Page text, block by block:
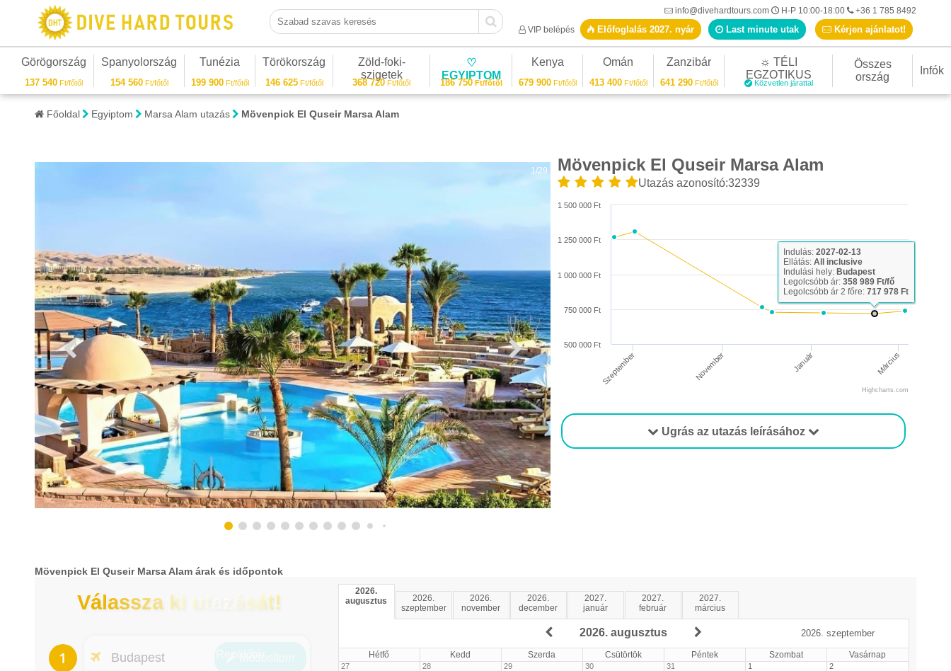
Szabad szavas keresés
info@divehardtours.com H-P 10:00-18:00
+36 1 785 8492
VIP belépés
Előfoglalás 2027. nyár Last minute utak Kérjen ajánlatot!
Görögország
137 540 Ft/főtől
Spanyolország
154 560Ft/főtől
Tunézia
199 900Ft/főtől
Törökország
146 625Ft/főtől
Zöld-foki-
szigetek
368 720 Ft/főtől
♡
EGYIPTOM
186 750Ft/főtől
Kenya
679 900Ft/főtől
Omán
413 400Ft/főtől
Zanzibár
641 290Ft/főtől
☼ TÉLI
EGZOTIKUS
Közvetlen járattal
Összes
ország
Infók
Főoldal Egyiptom Marsa Alam utazás Mövenpick El Quseir Marsa Alam
Mövenpick El Quseir Marsa Alam
Utazás azonosító:32339
Szeptember November Január Március
1 000 000 Ft
500 000 Ft
750 000 Ft
1 250 000 Ft
1 500 000 Ft
Highcharts.com
Indulás:2027-02-13
Ellátás:All inclusive
Indulási hely: Budapest
Legolcsóbb ár:358 989 Ft/fő
Legolcsóbb ár 2 főre:717 978 Ft
Ugrás az utazás leírásához
1/29
Mövenpick El Quseir Marsa Alam árak és időpontok
Válassza ki utazását!
Budapest
2026.
augusztus
2026.
szeptember
2026.
november
2026.
december
2027.
január
2027.
február
2027.
március
2026. augusztus 2026. szeptember
Hétfő Kedd Szerda Csütörtök Péntek Szombat Vasárnap
27 28 29 30 31 1 2